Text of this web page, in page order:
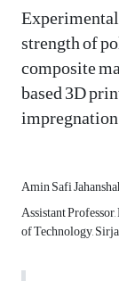
strength of
composite
based 3D
Amin Safi
Assistant
of Technology,